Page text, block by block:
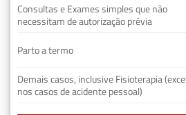
Consultas e Exames simples que não
necessitam de autorização prévia
Parto a termo
Demais casos, inclusive Fisioterapia
nos casos de acidente pessoal)